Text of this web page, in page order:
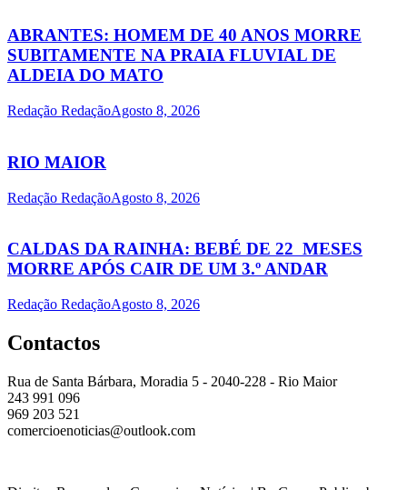
ABRANTES: HOMEM DE 40 ANOS MORRE
SUBITAMENTE NA PRAIA FLUVIAL DE
ALDEIA DO MATO
Redação RedaçãoAgosto 8, 2026
RIO MAIOR
Redação RedaçãoAgosto 8, 2026
CALDAS DA RAINHA: BEBÉ DE 22 MESES
MORRE APÓS CAIR DE UM 3.º ANDAR
Redação RedaçãoAgosto 8, 2026
Contactos
Rua de Santa Bárbara, Moradia 5 - 2040-228 - Rio Maior
243 991 096
969 203 521
comercioenoticias@outlook.com